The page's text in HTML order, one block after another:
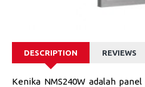
DESCRIPTION REVIEWS
Kenika NMS240W adalah